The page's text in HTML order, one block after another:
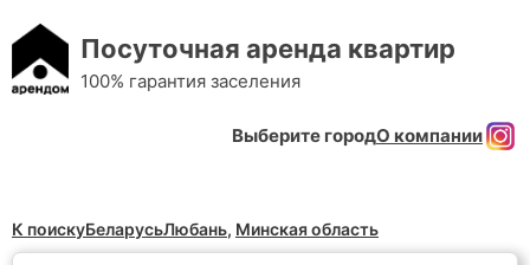
Посуточная аренда квартир
100% гарантия заселения
Выберите городО компании
К поискуБеларусьЛюбань, Минская область